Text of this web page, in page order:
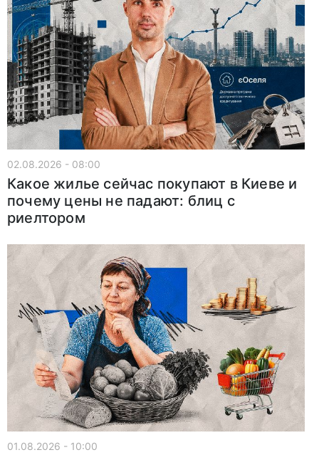
02.08.2026 - 08:00
Какое жилье сейчас покупают в Киеве и
почему цены не падают: блиц с
риелтором
01.08.2026 - 10:00